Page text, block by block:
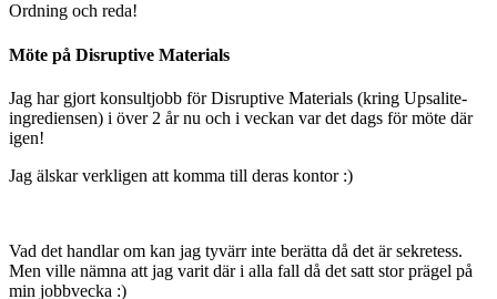
Ordning och reda!
Möte på Disruptive Materials
Jag har gjort konsultjobb för Disruptive Materials (kring Upsalite-
ingrediensen) i över 2 år nu och i veckan var det dags för möte där
igen!
Jag älskar verkligen att komma till deras kontor :)
Vad det handlar om kan jag tyvärr inte berätta då det är sekretess.
Men ville nämna att jag varit där i alla fall då det satt stor prägel på
min jobbvecka :)